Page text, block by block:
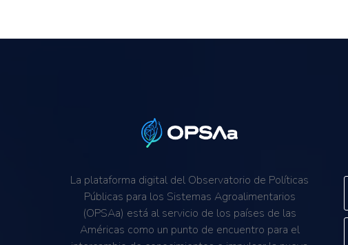
La plataforma digital del Observatorio de Políticas
Públicas para los Sistemas Agroalimentarios
(OPSAa) está al servicio de los países de las
Américas como un punto de encuentro para el